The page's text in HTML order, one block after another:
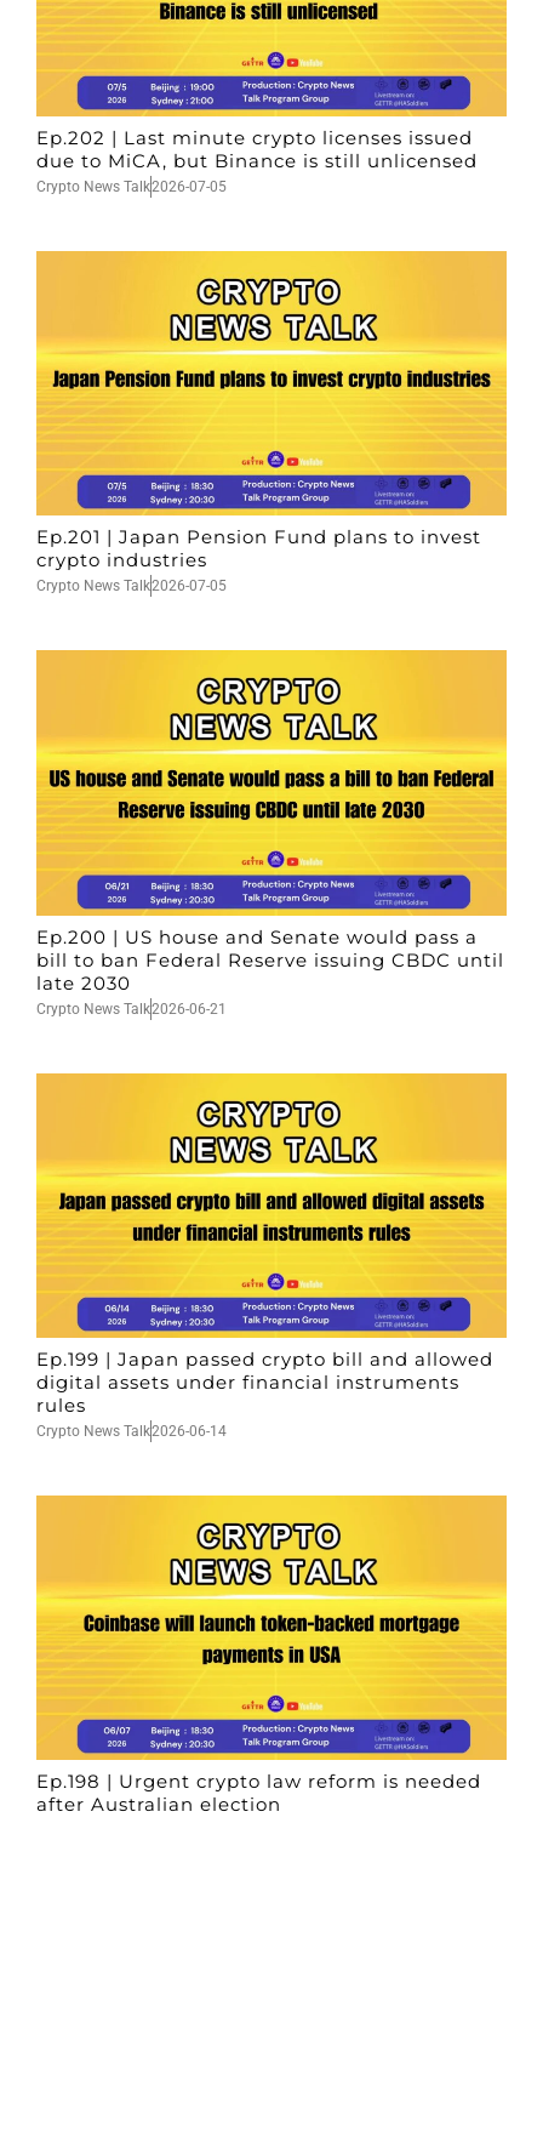
Ep.202 | Last minute crypto licenses issued
due to MiCA, but Binance is still unlicensed
Crypto News Talk2026-07-05
Ep.201 | Japan Pension Fund plans to invest
crypto industries
Crypto News Talk2026-07-05
Ep.200 | US house and Senate would pass a
bill to ban Federal Reserve issuing CBDC until
late 2030
Crypto News Talk2026-06-21
Ep.199 | Japan passed crypto bill and allowed
digital assets under financial instruments
rules
Crypto News Talk2026-06-14
Ep.198 | Urgent crypto law reform is needed
after Australian election